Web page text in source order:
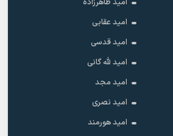
امید طاهرزاده
امید عقابی
امید قدسی
امید لله گانی
امید مجد
امید نصری
امید هورمند